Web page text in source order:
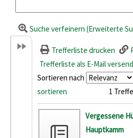
Suche verfeinern (Erweiterte
Trefferliste drucken
Trefferliste als E-Mail
Sortieren nach
sortieren
1
SuchergebnisVergessene
Hauptkamm